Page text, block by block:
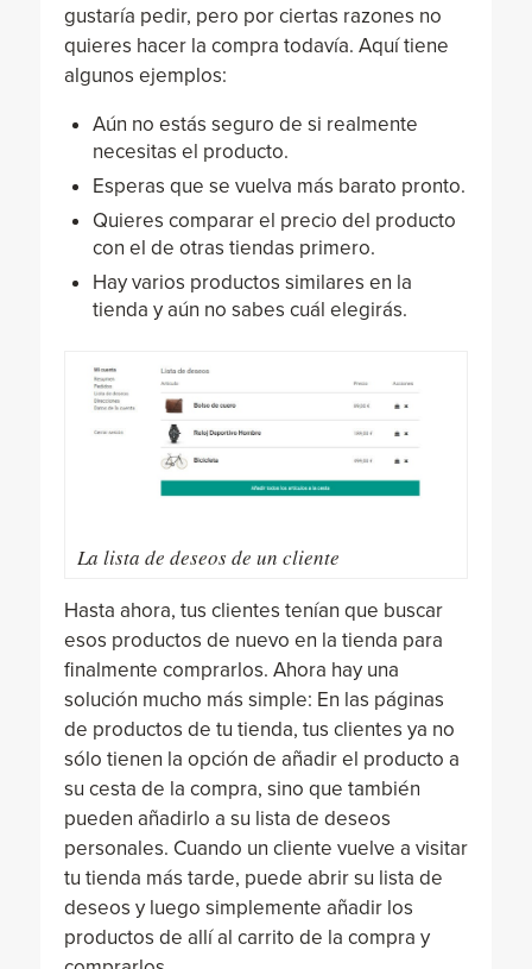
gustaría pedir, pero por ciertas razones no
quieres hacer la compra todavía. Aquí tiene
algunos ejemplos:
Aún no estás seguro de si realmente
necesitas el producto.
Esperas que se vuelva más barato pronto.
Quieres comparar el precio del producto
con el de otras tiendas primero.
Hay varios productos similares en la
tienda y aún no sabes cuál elegirás.
La lista de deseos de un cliente
Hasta ahora, tus clientes tenían que buscar
esos productos de nuevo en la tienda para
finalmente comprarlos. Ahora hay una
solución mucho más simple: En las páginas
de productos de tu tienda, tus clientes ya no
sólo tienen la opción de añadir el producto a
su cesta de la compra, sino que también
pueden añadirlo a su lista de deseos
personales. Cuando un cliente vuelve a visitar
tu tienda más tarde, puede abrir su lista de
deseos y luego simplemente añadir los
productos de allí al carrito de la compra y